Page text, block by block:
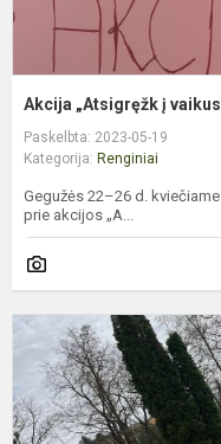
Akcija „Atsigręžk į
Paskelbta: 2023-05-19
Kategorija: Renginiai
Gegužės 22–26 d.
prie akcijos „A...